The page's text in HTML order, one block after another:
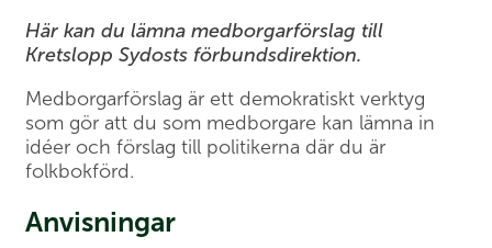
Här kan du lämna medborgarförslag till
Kretslopp Sydosts förbundsdirektion.
Medborgarförslag är ett demokratiskt verktyg
som gör att du som medborgare kan lämna in
idéer och förslag till politikerna där du är
folkbokförd.
Anvisningar